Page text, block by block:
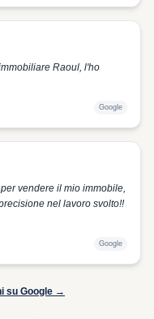
Raoul, l'ho
Google
vendere il mio immobile,
nel lavoro svolto!!
Google
su Google →